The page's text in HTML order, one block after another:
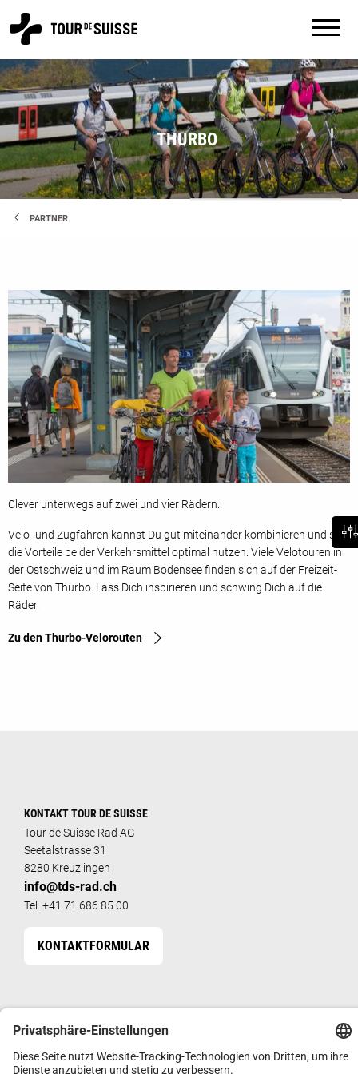
THURBO
PARTNER
Clever unterwegs auf zwei und vier Rädern:
Velo- und Zugfahren kannst Du gut miteinander kombinieren und so
die Vorteile beider Verkehrsmittel optimal nutzen. Viele Velotouren in
der Ostschweiz und im Raum Bodensee finden sich auf der Freizeit-
Seite von Thurbo. Lass Dich inspirieren und schwing Dich auf die
Räder.
Zu den Thurbo-Velorouten
KONTAKT TOUR DE SUISSE
Tour de Suisse Rad AG
Seetalstrasse 31
8280 Kreuzlingen
info@tds-rad.ch
Tel. +41 71 686 85 00
KONTAKTFORMULAR
HÄNDLERSHOP